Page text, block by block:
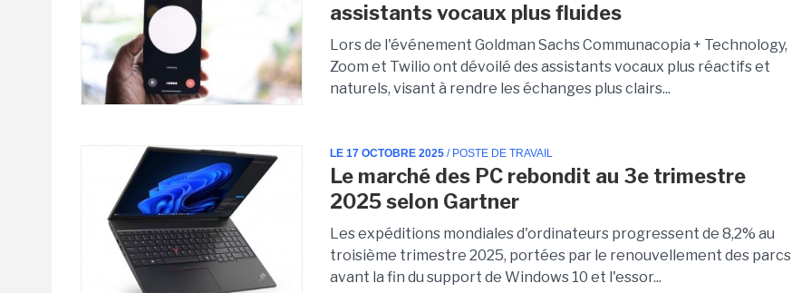
assistants vocaux plus fluides
Lors de l'événement Goldman Sachs Communacopia + Technology,
Zoom et Twilio ont dévoilé des assistants vocaux plus réactifs et
naturels, visant à rendre les échanges plus clairs...
LE 17 OCTOBRE 2025 / POSTE DE TRAVAIL
Le marché des PC rebondit au 3e trimestre
2025 selon Gartner
Les expéditions mondiales d'ordinateurs progressent de 8,2% au
troisième trimestre 2025, portées par le renouvellement des parcs
avant la fin du support de Windows 10 et l'essor...